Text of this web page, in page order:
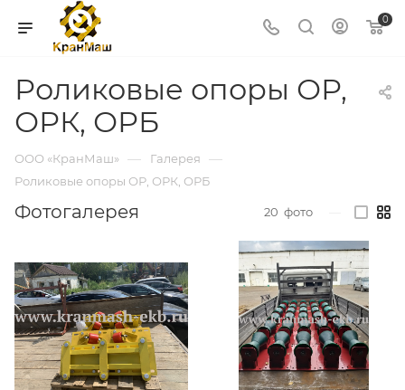
0
Роликовые опоры ОР,
ОРК, ОРБ
ООО «КранМаш» — Галерея —
Роликовые опоры ОР, ОРК, ОРБ
Фотогалерея 20 фото